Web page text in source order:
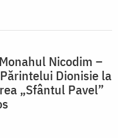
Nicodim –
Dionisie la
„Sfântul Pavel”